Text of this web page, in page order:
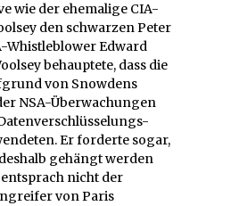
wie der ehemalige CIA-
den schwarzen Peter
Whistleblower Edward
behauptete, dass die
von Snowdens
NSA-Überwachungen
Er forderte sogar,
gehängt werden
entsprach nicht der
von Paris